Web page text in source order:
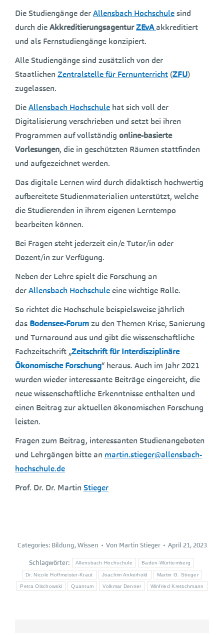
Die Studiengänge derAllensbach Hochschulesind
durch dieAkkreditierungsagenturZEvAakkreditiert
und als Fernstudiengänge konzipiert.
Alle Studiengänge sind zusätzlich von der
Staatlichen Zentralstelle für Fernunterricht (ZFU)
zugelassen.
DieAllensbach Hochschule hat sich voll der
Digitalisierung verschrieben und setzt bei ihren
Programmen auf vollständig online-basierte
Vorlesungen, die in geschützten Räumen stattfinden
und aufgezeichnet werden.
Das digitale Lernen wird durch didaktisch hochwertig
aufbereitete Studienmaterialien unterstützt, welche
die Studierenden in ihrem eigenen Lerntempo
bearbeiten können.
Bei Fragen steht jederzeit ein/e Tutor/in oder
Dozent/in zur Verfügung.
Neben der Lehre spielt die Forschung an
derAllensbach Hochschuleeine wichtige Rolle.
So richtet die Hochschule beispielsweise jährlich
das Bodensee-Forumzu den Themen Krise, Sanierung
und Turnaround aus und gibt die wissenschaftliche
Fachzeitschrift „Zeitschrift für Interdisziplinäre
Ökonomische Forschung“ heraus. Auch im Jahr 2021
wurden wieder interessante Beiträge eingereicht, die
neue wissenschaftliche Erkenntnisse enthalten und
einen Beitrag zur aktuellen ökonomischen Forschung
leisten.
Fragen zum Beitrag, interessanten Studienangeboten
und Lehrgängen bitte an martin.stieger@allensbach-
hochschule.de
Prof. Dr. Dr. Martin Stieger
Categories: Bildung,Wissen Von Martin Stieger April 21, 2023
Schlagwörter: Allensbach Hochschule Baden-Württemberg
Dr. Nicole Hoffmeister-Kraut Joachim Ankerhold Martin G. Stieger
Petra Olschowski Quantum Volkmar Denner Winfried Kretschmann